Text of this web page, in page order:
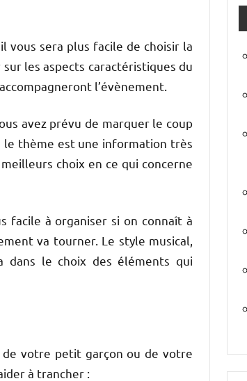
vous sera plus facile de choisir la
les aspects caractéristiques du
l’évènement.
avez prévu de marquer le coup
le thème est une information très
choix en ce qui concerne
facile à organiser si on connaît à
va tourner. Le style musical,
dans le choix des éléments qui
de votre petit garçon ou de votre
à trancher :